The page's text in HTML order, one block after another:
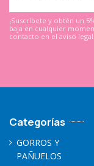
¡Suscríbete y obtén un
baja en cualquier
contacto en el aviso legal.
Categorías
GORROS Y
PAÑUELOS